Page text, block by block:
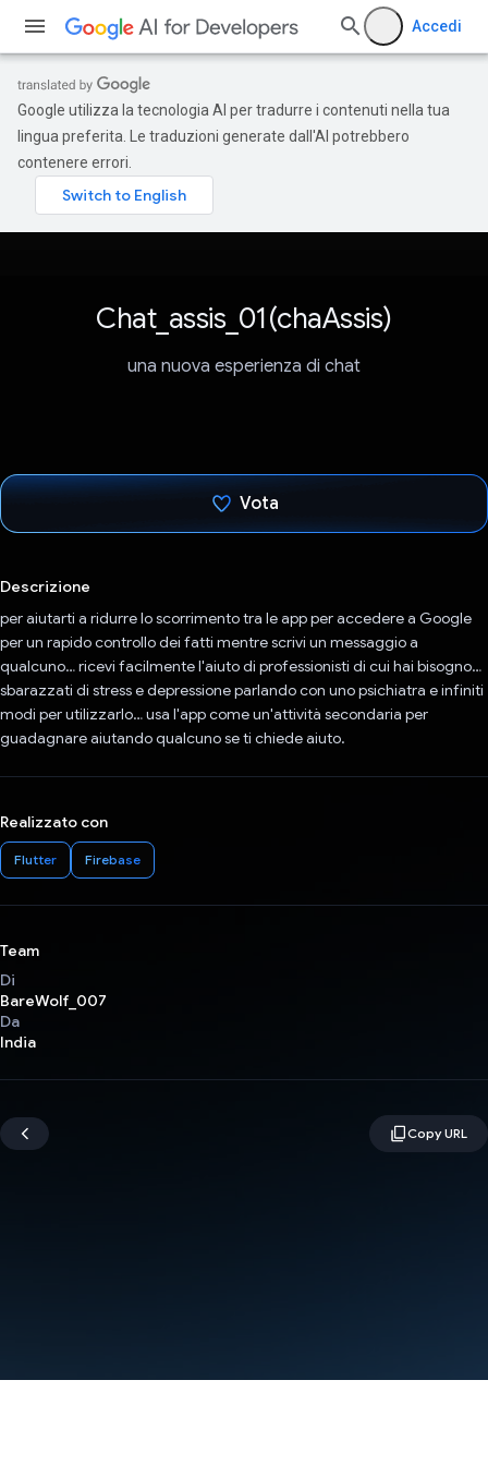
Accedi
Google utilizza la tecnologia AI per tradurre i contenuti nella tua
lingua preferita. Le traduzioni generate dall'AI potrebbero
contenere errori.
Chat_assis_01(chaAssis)
una nuova esperienza di chat
Vota
Descrizione
per aiutarti a ridurre lo scorrimento tra le app per accedere a Google
per un rapido controllo dei fatti mentre scrivi un messaggio a
qualcuno… ricevi facilmente l'aiuto di professionisti di cui hai bisogno…
sbarazzati di stress e depressione parlando con uno psichiatra e infiniti
modi per utilizzarlo… usa l'app come un'attività secondaria per
guadagnare aiutando qualcuno se ti chiede aiuto.
Realizzato con
Flutter Firebase
Team
Di
BareWolf_007
Da
India